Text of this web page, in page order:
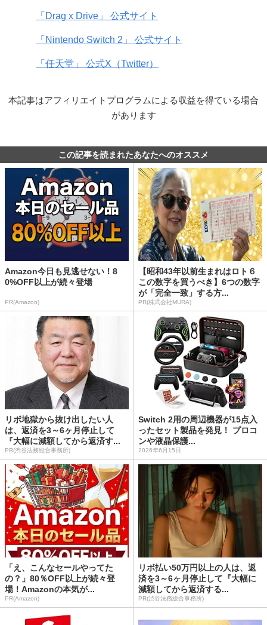
「Drag x Drive」 公式サイト
「Nintendo Switch 2」 公式サイト
「任天堂」 公式X（Twitter）
本記事はアフィリエイトプログラムによる収益を得ている場合
があります
この記事を読まれたあなたへのオススメ
Amazon今日も見逃せない！8
0%OFF以上が続々登場
PR(Amazon)
【昭和43年以前生まれはロト６
この数字を買うべき】6つの数字
が「完全一致」する方...
PR(株式会社MURA)
リボ地獄から抜け出したい人
は、返済を3～6ヶ月停止して
『大幅に減額してから返済す...
PR(渋谷法務総合事務所)
Switch 2用の周辺機器が15点入
ったセット製品を発見！ プロコ
ンや液晶保護...
2026年6月15日
「え、こんなセールやってた
の？」80％OFF以上が続々登
場！Amazonの本気が...
PR(Amazon)
リボ払い50万円以上の人は、返
済を3～6ヶ月停止して『大幅に
減額してから返済する...
PR(渋谷法務総合事務所)